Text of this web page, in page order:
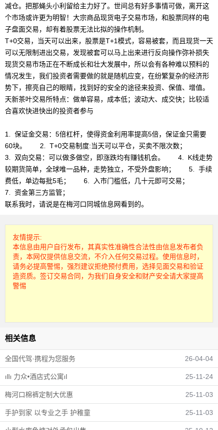
减仓。把那蝇头小利留给主力好了。世间总有好多事情可做，离开这
个市场或许更为明智！大宗商品现货电子交易市场，和股票同样的电
子盘面交易，却有着股票无法比拟的操作机制。
T+0交易，当天可以出来，股票是T+1模式，容易被套，而且现货一天
可以无限制进出交易，发现被套可以马上出来进行反向操作弥补损失
现货交易市场正在不断成长和壮大发展中，所以会有各种难以预料的
情况发生，我们投资者需要做的就是随机应变，在纷繁复杂的经济形
势下，擦亮自己的眼睛，找到好的安全的途径来投资、保值、增值。
天新茶叶交易所特点：做单容易，成本低；波动大、成交快；比较适
合喜欢快进快出的投资者参与
1. 保证金交易：5倍杠杆，使得资金利用率提高5倍，保证金只需要
60块。 2. T+0交易制度:当天可以平仓，买卖不限次数；
3. 双向交易：可以做多做空，即涨跌均有赚钱机会。 4. K线走势
较期货简单，全球唯一品种，走势独立，不受外盘影响； 5. 手续
费低，单边每批5毛； 6. 入市门槛低，几十元即可交易；
7. 资金第三方监管；
联系我时，请说是在梅河口同城信息网看到的。
友情提示:
本信息由用户自行发布，其真实性准确性合法性由信息发布者负
责，本网仅提供信息交流，不介入任何交易过程。使用信息时，
请务必提高警惕，强烈建议拒绝预付费用，选择见面交易和验证
造资质。签订交易合同，为我们自身安全和财产安全请大家提高
警惕
相关信息
全国代驾·携程为您服务 26-04-04
ıllı 力众•酒店式公寓ıl 25-11-24
梅河口棉裤定制大优惠 25-11-03
手护到家 以专业之手 护稚童 25-11-03